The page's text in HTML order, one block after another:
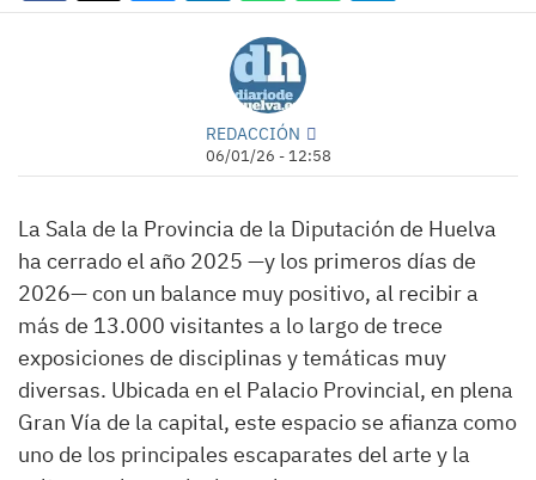
REDACCIÓN
06/01/26 - 12:58
La Sala de la Provincia de la Diputación de Huelva
ha cerrado el año 2025 —y los primeros días de
2026— con un balance muy positivo, al recibir a
más de 13.000 visitantes a lo largo de trece
exposiciones de disciplinas y temáticas muy
diversas. Ubicada en el Palacio Provincial, en plena
Gran Vía de la capital, este espacio se afianza como
uno de los principales escaparates del arte y la